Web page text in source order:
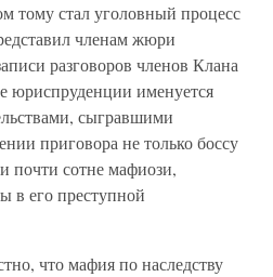
тому стал уголовный процесс
членам жюри
разговоров членов Клана
юриспруденции именуется
сыгравшими
приговора не только боссу
почти сотне мафиози,
в его преступной
что мафия по наследству